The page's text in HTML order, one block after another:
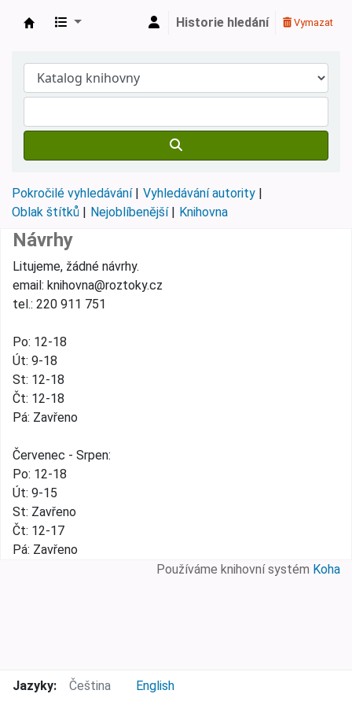
Historie hledání Vymazat
Pokročilé vyhledávání
Vyhledávání autority
Oblak štítků
Nejoblíbenější Knihovna
email: knihovna@roztoky.cz
tel.: 220 911 751
Po: 12-18
Út: 9-18
St: 12-18
Čt: 12-18
Pá: Zavřeno
Červenec - Srpen:
Po: 12-18
Út: 9-15
St: Zavřeno
Čt: 12-17
Pá: Zavřeno
Návrhy
Litujeme, žádné návrhy.
Používáme knihovní systém Koha
Jazyky: Čeština English